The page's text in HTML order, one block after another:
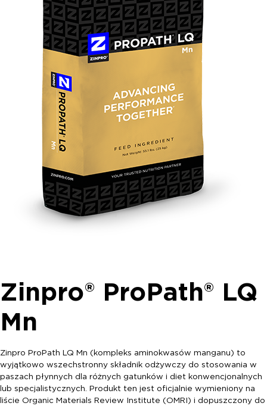
Zinpro® ProPath® LQ
Mn
Zinpro ProPath LQ Mn (kompleks aminokwasów manganu) to
wyjątkowo wszechstronny składnik odżywczy do stosowania w
paszach płynnych dla różnych gatunków i diet konwencjonalnych
lub specjalistycznych. Produkt ten jest oficjalnie wymieniony na
liście Organic Materials Review Institute (OMRI) i dopuszczony do